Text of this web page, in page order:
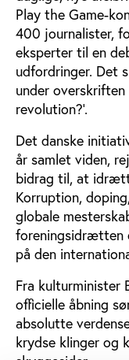
Play the Game-
400 journalister,
eksperter til en
udfordringer. Det
under overskriften
revolution?’.
Det danske
år samlet viden,
bidrag til, at
Korruption,
globale
foreningsidrætten
på den
Fra kulturminister
officielle åbning
absolutte
krydse klinger og